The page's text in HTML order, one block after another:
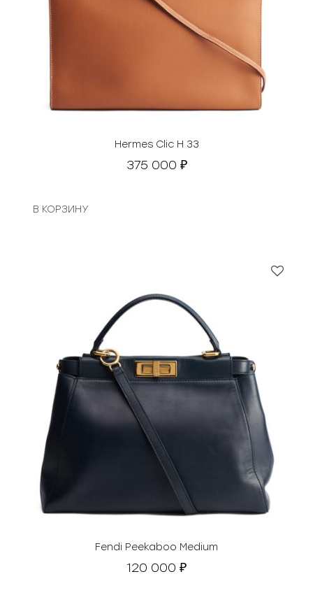
Hermes Clic H 33
375 000 ₽
В КОРЗИНУ
Fendi Peekaboo Medium
120 000 ₽